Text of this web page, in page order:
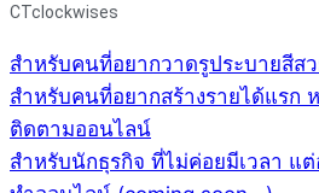
CTclockwises
สำหรับคนที่อยากวาดรูประบายสีส
สำหรับคนที่อยากสร้างรายได้แรก
ติดตามออนไลน์
สำหรับนักธุรกิจ ที่ไม่ค่อยมีเวลา แ